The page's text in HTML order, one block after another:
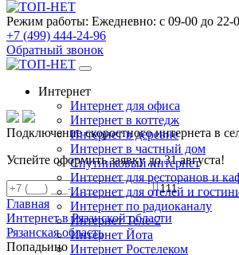
Режим работы: Ежедневно: с 09-00 до 22-
+7 (499) 444-24-96
Обратный звонок
Интернет
Интернет для офиса
Интернет в коттедж
Интернет в деревне
Интернет в частный дом
Спутниковый интернет
Интернет для ресторанов и
Интернет для отелей и
Интернет по радиоканалу
Интернет Теле-2
Интернет Йота
Интернет Ростелеком
Подключение скоростного интернета в
Успейте оформить заявку до 31 августа!
Главная
Интернет в Рязанской области
Рязанская область
Попадьино